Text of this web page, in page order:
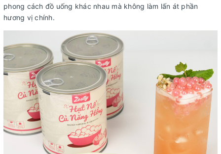
phong cách đồ uống khác nhau mà không làm lấn át phần
hương vị chính.